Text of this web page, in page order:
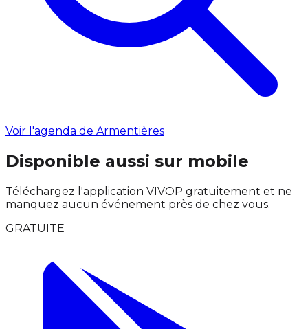
Voir l'agenda de Armentières
Disponible aussi sur mobile
Téléchargez l'application VIVOP gratuitement et ne
manquez aucun événement près de chez vous.
GRATUITE